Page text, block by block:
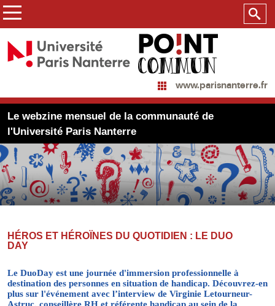
www.parisnanterre.fr
Le webzine mensuel de la communauté de
l'Université Paris Nanterre
HÉROS ET HÉROÏNES DU QUOTIDIEN : LE DUO
DAY
Le DuoDay est une journée d'immersion professionnelle à
destination des personnes en situation de handicap. Découvrez-en
plus sur l'événement avec l’interview de Virginie Letourneur-
Astruc, conseillère RH et référente handicap au sein de la